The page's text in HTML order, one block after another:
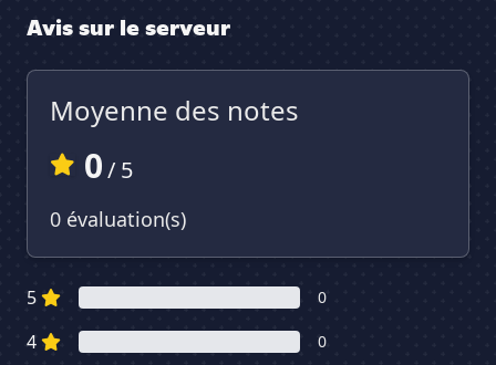
Avis sur le serveur
Moyenne des notes
0/ 5
0 évaluation(s)
5 0
4 0